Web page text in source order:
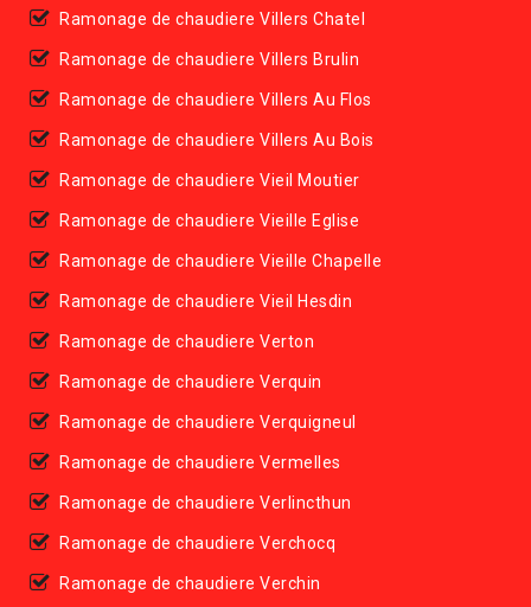
Ramonage de chaudiere Villers Chatel
Ramonage de chaudiere Villers Brulin
Ramonage de chaudiere Villers Au Flos
Ramonage de chaudiere Villers Au Bois
Ramonage de chaudiere Vieil Moutier
Ramonage de chaudiere Vieille Eglise
Ramonage de chaudiere Vieille Chapelle
Ramonage de chaudiere Vieil Hesdin
Ramonage de chaudiere Verton
Ramonage de chaudiere Verquin
Ramonage de chaudiere Verquigneul
Ramonage de chaudiere Vermelles
Ramonage de chaudiere Verlincthun
Ramonage de chaudiere Verchocq
Ramonage de chaudiere Verchin